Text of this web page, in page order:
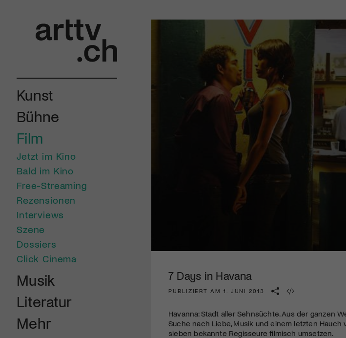
Kunst
Bühne
Film
Jetzt im Kino
Bald im Kino
Free-Streaming
Rezensionen
Interviews
Szene
Dossiers
Click Cinema
Musik
Literatur
Mehr
7 Days in Havana
PUBLIZIERT AM 1. JUNI 2013
Havanna: Stadt aller Sehnsüchte. Aus der ganzen
Suche nach Liebe, Musik und einem letzten
sieben bekannte Regisseure filmisch umsetzen.
diversen Kulturevents.
Jetzt Mitglied werden